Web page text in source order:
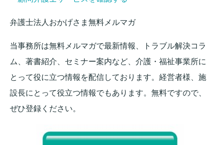
弁護士法人おかげさま無料メルマガ
当事務所は無料メルマガで最新情報、トラブル解決コラ
ム、著書紹介、セミナー案内など、介護・福祉事業所に
とって役に立つ情報を配信しております。経営者様、施
設長にとって役立つ情報でもあります。無料ですので、
ぜひ登録ください。